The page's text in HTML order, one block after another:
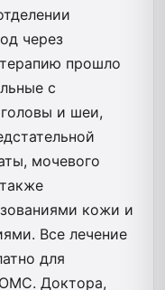
через
прошло
с
и шеи,
мочевого
кожи и
Все лечение
для
ОМС. Доктора,